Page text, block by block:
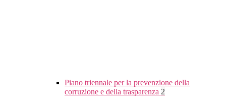
Piano triennale per la prevenzione della
corruzione e della trasparenza 2